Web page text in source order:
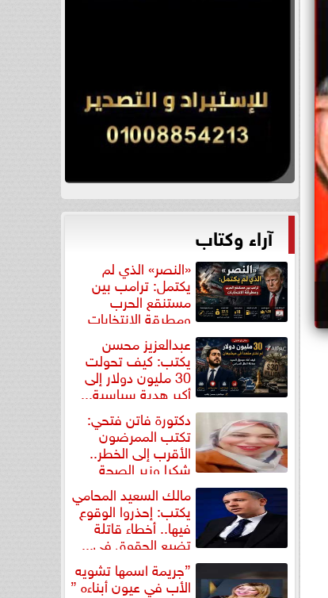
آراء وكتاب
«النصر» الذي لم
يكتمل: ترامب بين
مستنقع الحرب
ومطرقة الانتخابات
عبدالعزيز محسن
يكتب: كيف تحولت
30 مليون دولار إلى
أكبر هدية سياسية...
دكتورة فاتن فتحي:
تكتب الممرضون
الأقرب إلى الخطر..
شكرا وزير الصحة
لتكريم... مالك السعيد المحامي
يكتب: إحذروا الوقوع
فيها.. أخطاء قاتلة
تضيع الحقوق في...
”جريمة اسمها تشويه
الأب في عيون أبناءه ”